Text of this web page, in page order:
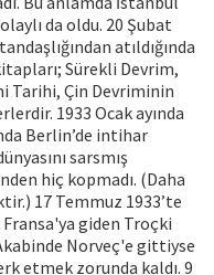
da oldu. 20 Şubat
atıldığında
Sürekli Devrim,
Tarihi, Çin Devriminin
1933 Ocak ayında
Berlin’de intihar
sarsmış
hiç kopmadı. (Daha
17 Temmuz 1933’te
giden Troçki
Akabinde Norveç'e gittiyse
etmek zorunda kaldı. 9